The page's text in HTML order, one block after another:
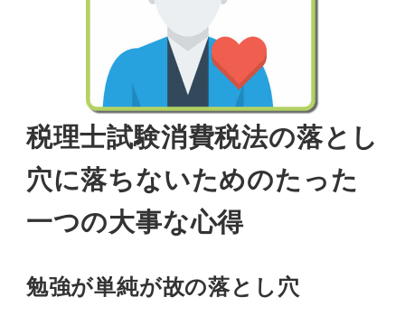
税理士試験消費税法の落とし
穴に落ちないためのたった
一つの大事な心得
勉強が単純が故の落とし穴